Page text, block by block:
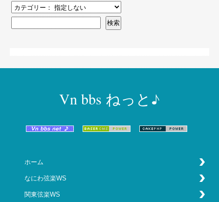
Vn bbs ねっと♪
ホーム
なにわ弦楽WS
関東弦楽WS